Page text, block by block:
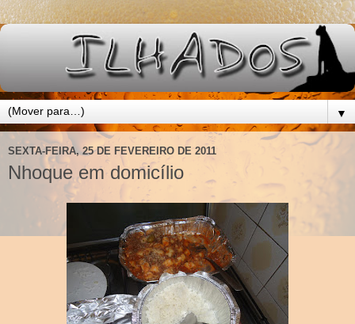
▼
SEXTA-FEIRA, 25 DE FEVEREIRO DE 2011
Nhoque em domicílio